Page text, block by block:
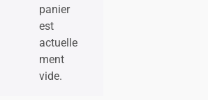
panier
est
actuelle
ment
vide.